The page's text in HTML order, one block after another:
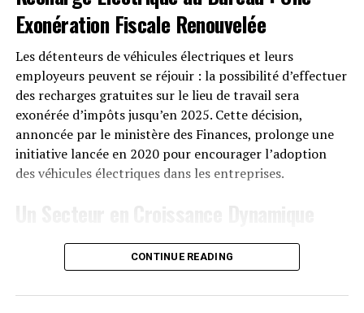
Disponibilité et Offres
Promotionnelles
Le solarbank 2 AC est disponible sur le site officiel
d’Anker SOLIX ainsi que sur Amazon au prix standard de
1299 euros. Cependant, une offre promotionnelle
« early bird » sera active du20 janvier au 23 février
2025, permettant aux acheteurs intéressés d’acquérir
le Solarbank 2 AC représente une avancée significative
Exonération FiscaleRenouvelée
Les détenteurs de véhicules électriques et leurs
employeurs peuvent se réjouir : la possibilité d’effectuer
des recharges gratuites sur le lieu de travail sera
exonérée d’impôts jusqu’en 2025. Cette décision,
annoncée par le ministère des Finances, prolonge une
initiative lancée en 2020 pour encourager l’adoption
des véhicules électriques dans les entreprises.
Cette prolongation intervient à un moment clé, alors
que le marché des voitures électriques continue
CONTINUE READING